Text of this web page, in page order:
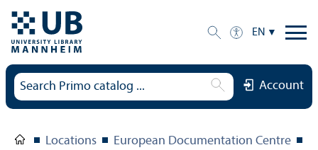
EN
Account
Locations European Documentation Centre